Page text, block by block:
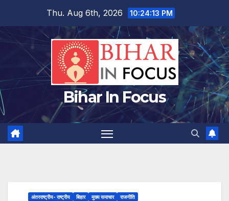
content
Thu. Aug 6th, 2026 10:24:13 PM
Bihar In Focus
अंतरराष्ट्रीय- राष्ट्रीय बिहार मुख्य समाचार राजनीति